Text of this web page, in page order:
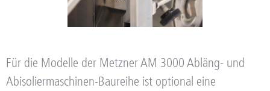
Für die Modelle der Metzner AM 3000 Abläng- und
Abisoliermaschinen-Baureihe ist optional eine